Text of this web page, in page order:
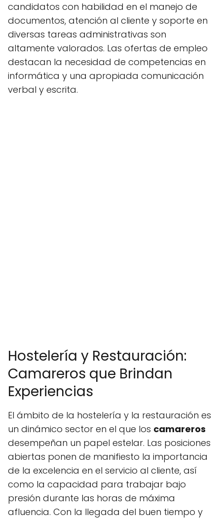
candidatos con habilidad en el manejo de
documentos, atención al cliente y soporte en
diversas tareas administrativas son
altamente valorados. Las ofertas de empleo
destacan la necesidad de competencias en
informática y una apropiada comunicación
verbal y escrita.
Hostelería y Restauración:
Camareros que Brindan
Experiencias
El ámbito de la hostelería y la restauración es
un dinámico sector en el que los camareros
desempeñan un papel estelar. Las posiciones
abiertas ponen de manifiesto la importancia
de la excelencia en el servicio al cliente, así
como la capacidad para trabajar bajo
presión durante las horas de máxima
afluencia. Con la llegada del buen tiempo y